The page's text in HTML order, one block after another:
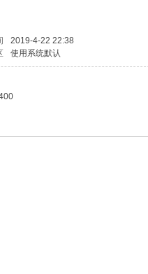
2019-4-22 22:38
使用系统默认